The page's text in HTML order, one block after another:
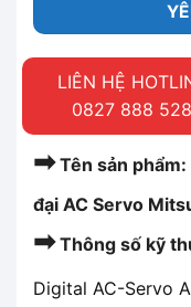
LIÊN HỆ
0827 888 528
➡Tên sản
đại AC Servo
➡Thông số kỹ
Digital AC-Servo